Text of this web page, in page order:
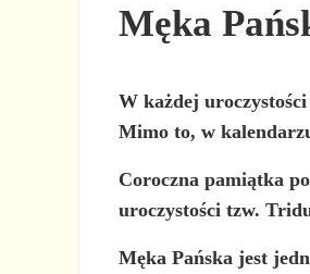
Męka
W każdej
Mimo to, w
Coroczna pamiątka
uroczystości tzw.
Męka Pańska jest